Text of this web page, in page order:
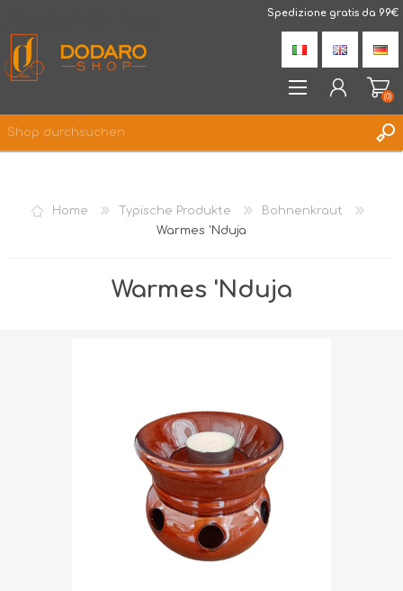
Spedizione gratis da 99€
WUNSCHLISTE
(0)
(0)
Home Typische Produkte
Bohnenkraut
Warmes 'Nduja
Warmes 'Nduja